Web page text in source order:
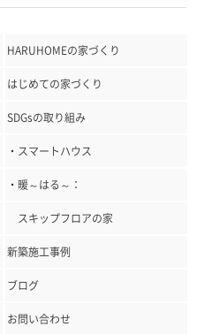
HARUHOMEの家づくり
はじめての家づくり
SDGsの取り組み
・スマートハウス
・暖～はる～：
スキップフロアの家
新築施工事例
ブログ
お問い合わせ